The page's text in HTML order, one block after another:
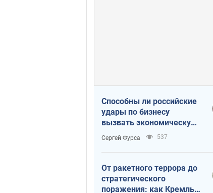
Способны ли российские
удары по бизнесу
вызвать экономическую
катастрофу?
Сергей Фурса 537
От ракетного террора до
стратегического
поражения: как Кремль